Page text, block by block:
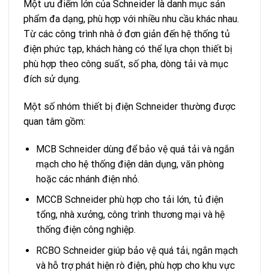
Một ưu điểm lớn của Schneider là danh mục sản
phẩm đa dạng, phù hợp với nhiều nhu cầu khác nhau.
Từ các công trình nhà ở đơn giản đến hệ thống tủ
điện phức tạp, khách hàng có thể lựa chọn thiết bị
phù hợp theo công suất, số pha, dòng tải và mục
đích sử dụng.
Một số nhóm thiết bị điện Schneider thường được
quan tâm gồm:
MCB Schneider dùng để bảo vệ quá tải và ngắn
mạch cho hệ thống điện dân dụng, văn phòng
hoặc các nhánh điện nhỏ.
MCCB Schneider phù hợp cho tải lớn, tủ điện
tổng, nhà xưởng, công trình thương mại và hệ
thống điện công nghiệp.
RCBO Schneider giúp bảo vệ quá tải, ngắn mạch
và hỗ trợ phát hiện rò điện, phù hợp cho khu vực